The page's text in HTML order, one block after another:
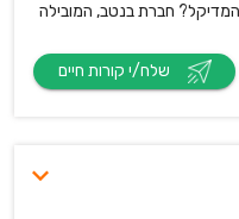
חברת בנטב, המובילה